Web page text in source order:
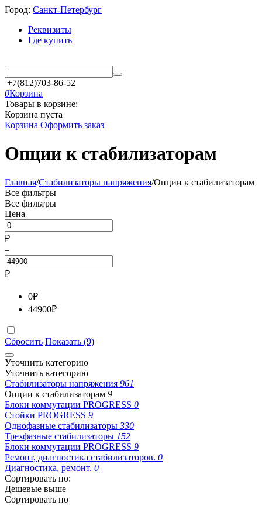
Город: Санкт-Петербург
Реквизиты
Где купить
+7(812)703-86-52
0Корзина
Товары в корзине:
Корзина пуста
Корзина Оформить заказ
Опции к стабилизаторам
Главная/Стабилизаторы напряжения/Опции к стабилизаторам
Все фильтры
Все фильтры
Цена
₽
–
₽
0₽
44900₽
Сбросить Показать (9)
Уточнить категорию
Уточнить категорию
Стабилизаторы напряжения 961
Опции к стабилизаторам 9
Блоки коммутации PROGRESS 0
Стойки PROGRESS 9
Однофазные стабилизаторы 330
Трехфазные стабилизаторы 152
Блоки коммутации PROGRESS 9
Ремонт, диагностика стабилизаторов. 0
Диагностика, ремонт. 0
Сортировать по:
Дешевые выше
Сортировать по